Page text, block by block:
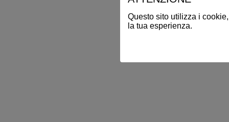
Questo sito utilizza i
la tua esperienza.